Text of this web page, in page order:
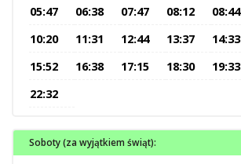
Sklep internetowy
Aktualności
Inne
05:47 06:38 07:47 08:12 08:44
10:20
11:31 12:44 13:37 14:33
15:52
16:38 17:15 18:30 19:33
22:32
Soboty (za wyjątkiem świąt):